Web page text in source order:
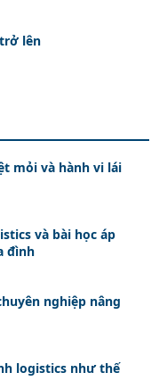
lên
mỏi và hành vi lái
và bài học áp
đình
nghiệp nâng
logistics như thế